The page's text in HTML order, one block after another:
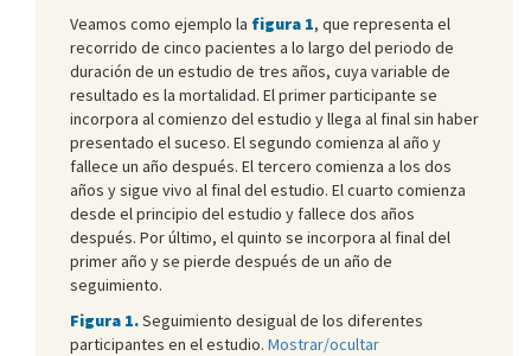
Veamos como ejemplo la figura 1, que representa el
recorrido de cinco pacientes a lo largo del periodo de
duración de un estudio de tres años, cuya variable de
resultado es la mortalidad. El primer participante se
incorpora al comienzo del estudio y llega al final sin haber
presentado el suceso. El segundo comienza al año y
fallece un año después. El tercero comienza a los dos
años y sigue vivo al final del estudio. El cuarto comienza
desde el principio del estudio y fallece dos años
después. Por último, el quinto se incorpora al final del
primer año y se pierde después de un año de
seguimiento.
Figura 1.Seguimiento desigual de los diferentes
participantes en el estudio. Mostrar/ocultar